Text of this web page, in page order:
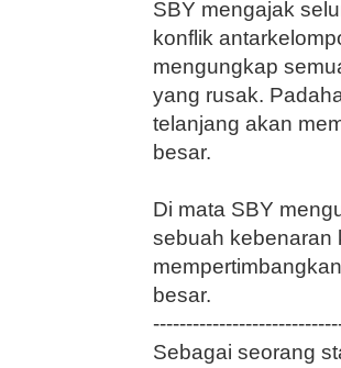
SBY mengajak
konflik
mengungkap
yang rusak.
telanjang akan
besar.
Di mata SBY
sebuah kebenaran
besar.
Sebagai seorang